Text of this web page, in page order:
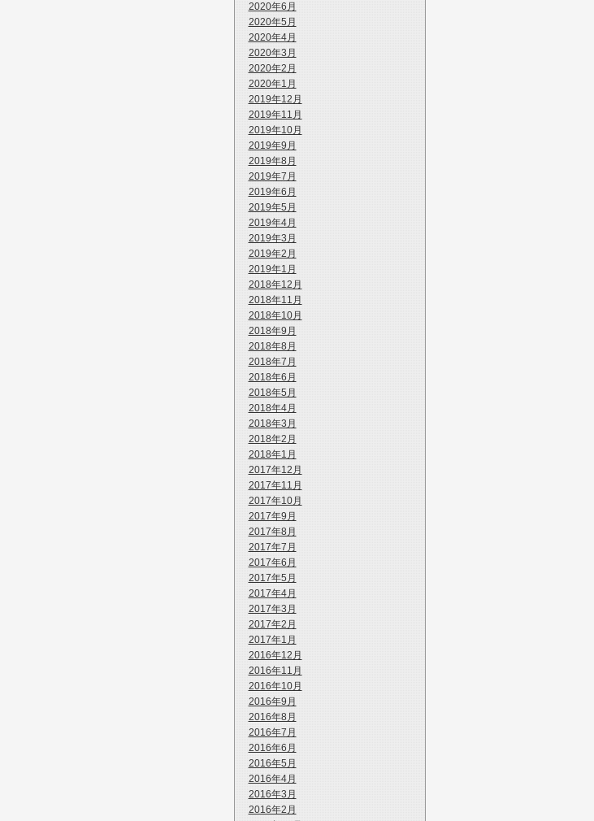
2020年6月
2020年5月
2020年4月
2020年3月
2020年2月
2020年1月
2019年12月
2019年11月
2019年10月
2019年9月
2019年8月
2019年7月
2019年6月
2019年5月
2019年4月
2019年3月
2019年2月
2019年1月
2018年12月
2018年11月
2018年10月
2018年9月
2018年8月
2018年7月
2018年6月
2018年5月
2018年4月
2018年3月
2018年2月
2018年1月
2017年12月
2017年11月
2017年10月
2017年9月
2017年8月
2017年7月
2017年6月
2017年5月
2017年4月
2017年3月
2017年2月
2017年1月
2016年12月
2016年11月
2016年10月
2016年9月
2016年8月
2016年7月
2016年6月
2016年5月
2016年4月
2016年3月
2016年2月